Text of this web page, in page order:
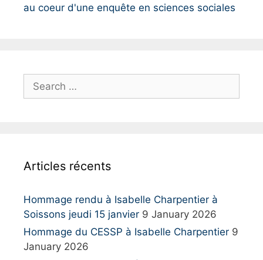
au coeur d'une enquête en sciences sociales
e
f
r
:
Articles récents
Hommage rendu à Isabelle Charpentier à
Soissons jeudi 15 janvier 9 January 2026
Hommage du CESSP à Isabelle Charpentier 9
January 2026